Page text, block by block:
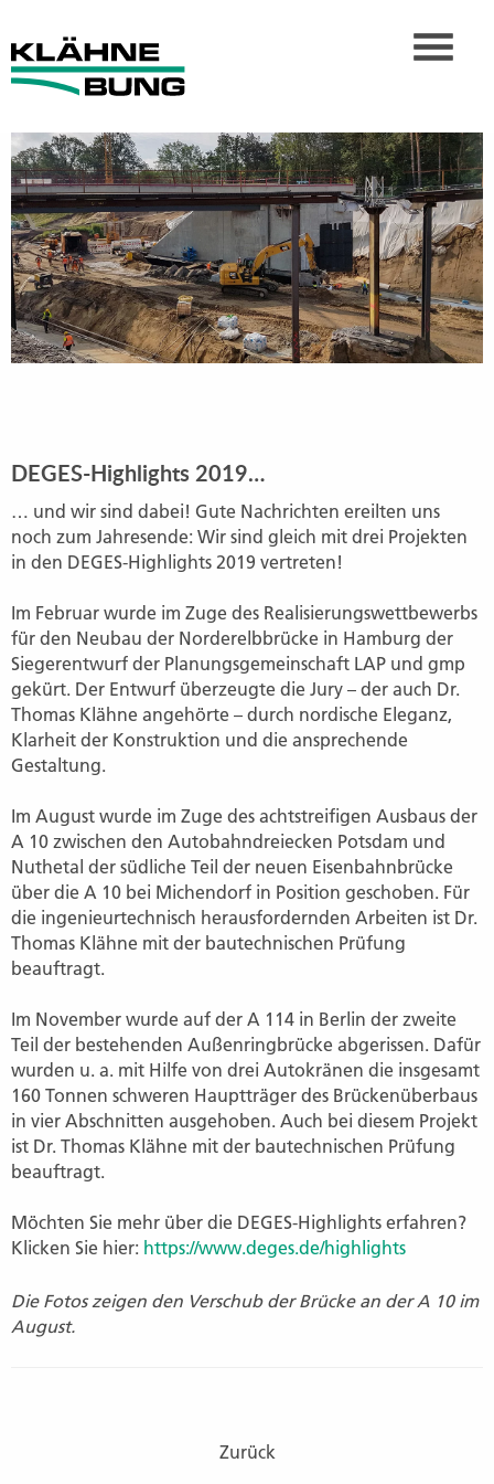
DEGES-Highlights 2019…
… und wir sind dabei! Gute Nachrichten ereilten uns
noch zum Jahresende: Wir sind gleich mit drei Projekten
in den DEGES-Highlights 2019 vertreten!
Im Februar wurde im Zuge des Realisierungswettbewerbs
für den Neubau der Norderelbbrücke in Hamburg der
Siegerentwurf der Planungsgemeinschaft LAP und gmp
gekürt. Der Entwurf überzeugte die Jury – der auch Dr.
Thomas Klähne angehörte – durch nordische Eleganz,
Klarheit der Konstruktion und die ansprechende
Gestaltung.
Im August wurde im Zuge des achtstreifigen Ausbaus der
A 10 zwischen den Autobahndreiecken Potsdam und
Nuthetal der südliche Teil der neuen Eisenbahnbrücke
über die A 10 bei Michendorf in Position geschoben. Für
die ingenieurtechnisch herausfordernden Arbeiten ist Dr.
Thomas Klähne mit der bautechnischen Prüfung
beauftragt.
Im November wurde auf der A 114 in Berlin der zweite
Teil der bestehenden Außenringbrücke abgerissen. Dafür
wurden u. a. mit Hilfe von drei Autokränen die insgesamt
160 Tonnen schweren Hauptträger des Brückenüberbaus
in vier Abschnitten ausgehoben. Auch bei diesem Projekt
ist Dr. Thomas Klähne mit der bautechnischen Prüfung
beauftragt.
Möchten Sie mehr über die DEGES-Highlights erfahren?
Klicken Sie hier: https://www.deges.de/highlights
Die Fotos zeigen den Verschub der Brücke an der A 10 im
August.
Zurück